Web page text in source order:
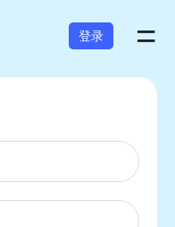
登录 =